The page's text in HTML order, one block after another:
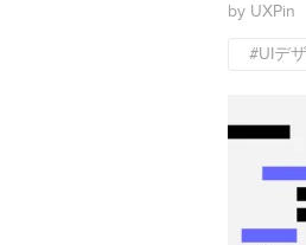
by UXPin
#UIデ